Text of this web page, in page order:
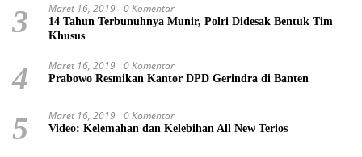
3 Maret 16, 2019 0 Komentar
14 Tahun Terbunuhnya Munir, Polri Didesak Bentuk Tim
Khusus
4 Maret 16, 2019 0 Komentar
Prabowo Resmikan Kantor DPD Gerindra di Banten
5 Maret 16, 2019 0 Komentar
Video: Kelemahan dan Kelebihan All New Terios